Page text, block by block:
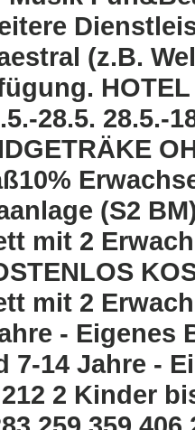
(z.B.
28.5. 28.5.-
(S2
mit 2
mit 2
- Eigenes
7-14 Jahre -
212 2 Kinder